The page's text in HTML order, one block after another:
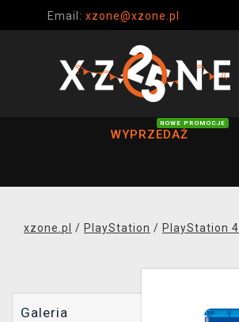
Email: xzone@xzone.pl
WYPRZEDAŻ
NOWE PROMOCJE
xzone.pl / PlayStation / PlayStation 4
Galeria